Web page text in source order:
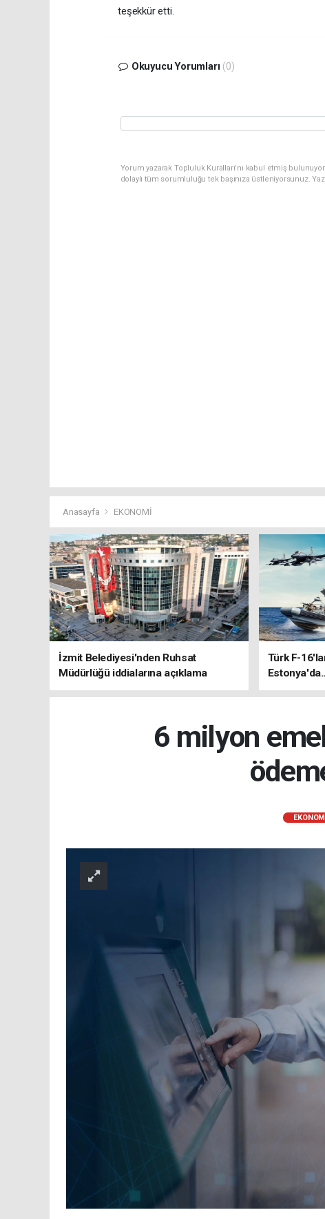
teşekkür etti.
Okuyucu Yorumları (0)
Yorum yazarak Topluluk Kuralları’nı kabul etmiş
dolaylı tüm sorumluluğu tek başınıza üstleniyorsunuz.
Anasayfa EKONOMİ
İzmit Belediyesi'nden Ruhsat
Müdürlüğü iddialarına açıklama
Türk F-
6 milyon